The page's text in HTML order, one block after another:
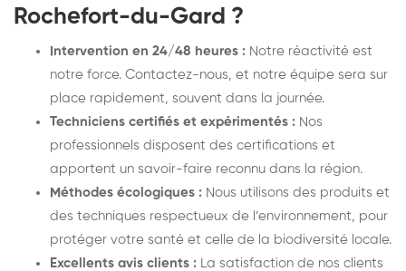
Rochefort-du-Gard ?
Intervention en 24/48 heures : Notre réactivité est
notre force. Contactez-nous, et notre équipe sera sur
place rapidement, souvent dans la journée.
Techniciens certifiés et expérimentés : Nos
professionnels disposent des certifications et
apportent un savoir-faire reconnu dans la région.
Méthodes écologiques : Nous utilisons des produits et
des techniques respectueux de l’environnement, pour
protéger votre santé et celle de la biodiversité locale.
Excellents avis clients : La satisfaction de nos clients